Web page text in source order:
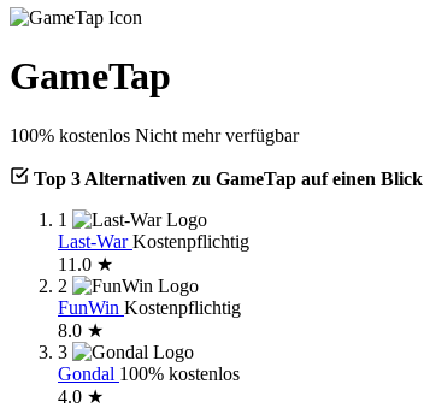
GameTap
100% kostenlos Nicht mehr verfügbar
Top 3 Alternativen zu GameTap auf einen Blick
1
Last-WarKostenpflichtig
11.0 ★
2
FunWin Kostenpflichtig
8.0 ★
3
Gondal 100% kostenlos
4.0 ★